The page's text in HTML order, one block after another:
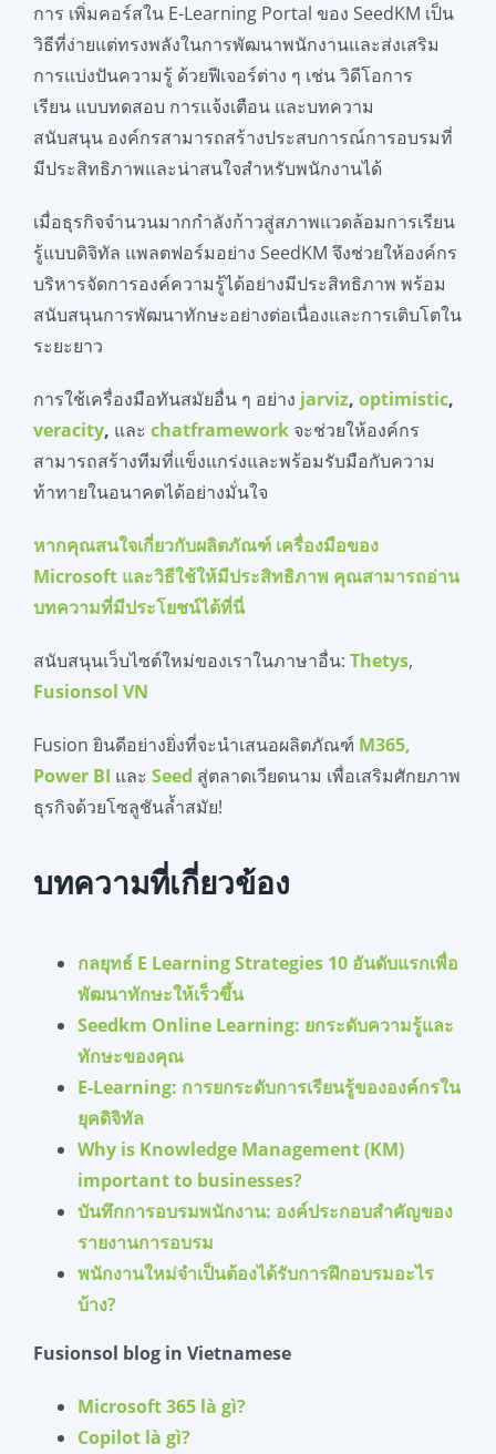
การ เพิ่มคอร์สใน E-Learning Portal ของ SeedKM เป็น
วิธีที่ง่ายแต่ทรงพลังในการพัฒนาพนักงานและส่งเสริม
การแบ่งปันความรู้ ด้วยฟีเจอร์ต่าง ๆ เช่น วิดีโอการ
เรียน แบบทดสอบ การแจ้งเตือน และบทความ
สนับสนุน องค์กรสามารถสร้างประสบการณ์การอบรมที่
มีประสิทธิภาพและน่าสนใจสำหรับพนักงานได้
เมื่อธุรกิจจำนวนมากกำลังก้าวสู่สภาพแวดล้อมการเรียน
รู้แบบดิจิทัล แพลตฟอร์มอย่าง SeedKM จึงช่วยให้องค์กร
บริหารจัดการองค์ความรู้ได้อย่างมีประสิทธิภาพ พร้อม
สนับสนุนการพัฒนาทักษะอย่างต่อเนื่องและการเติบโตใน
ระยะยาว
การใช้เครื่องมือทันสมัยอื่น ๆ อย่าง jarviz, optimistic,
veracity, และ chatframeworkจะช่วยให้องค์กร
สามารถสร้างทีมที่แข็งแกร่งและพร้อมรับมือกับความ
ท้าทายในอนาคตได้อย่างมั่นใจ
หากคุณสนใจเกี่ยวกับผลิตภัณฑ์ เครื่องมือของ
Microsoft และวิธีใช้ให้มีประสิทธิภาพ คุณสามารถอ่าน
บทความที่มีประโยชน์ได้ที่นี่
สนับสนุนเว็บไซต์ใหม่ของเราในภาษาอื่น: Thetys,
Fusionsol VN
Fusion ยินดีอย่างยิ่งที่จะนำเสนอผลิตภัณฑ์ M365,
Power BI และ Seed สู่ตลาดเวียดนาม เพื่อเสริมศักยภาพ
ธุรกิจด้วยโซลูชันล้ำสมัย!
บทความที่เกี่ยวข้อง
กลยุทธ์ E Learning Strategies 10 อันดับแรกเพื่อ
พัฒนาทักษะให้เร็วขึ้น
Seedkm Online Learning: ยกระดับความรู้และ
ทักษะของคุณ
E-Learning: การยกระดับการเรียนรู้ขององค์กรใน
ยุคดิจิทัล
Why is Knowledge Management (KM)
important to businesses?
บันทึกการอบรมพนักงาน: องค์ประกอบสำคัญของ
รายงานการอบรม
พนักงานใหม่จำเป็นต้องได้รับการฝึกอบรมอะไร
บ้าง?
Fusionsol blog in Vietnamese
Microsoft 365 là gì?
Copilot là gì?